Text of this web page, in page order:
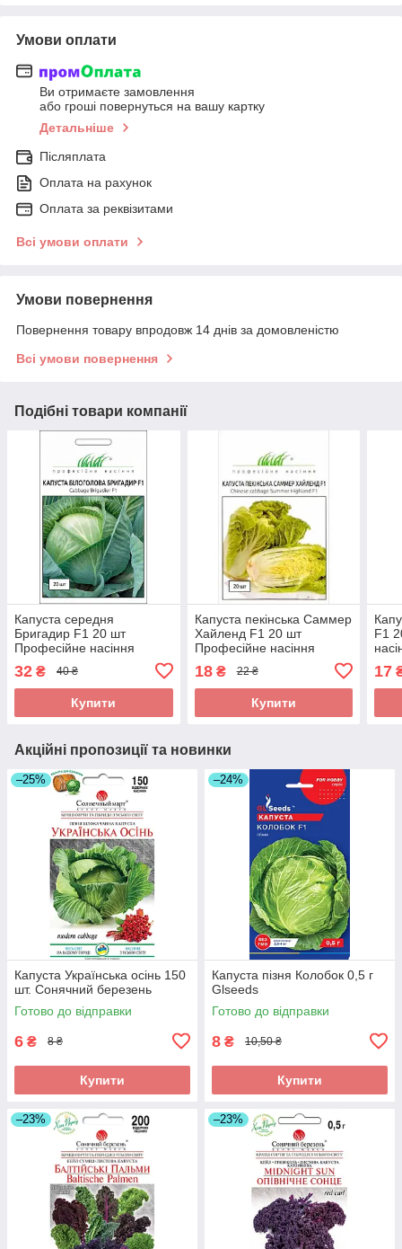
Умови оплати
Ви отримаєте замовлення
або гроші повернуться на вашу картку
Детальніше
Післяплата
Оплата на рахунок
Оплата за реквізитами
Всі умови оплати
Умови повернення
Повернення товару впродовж 14 днів за домовленістю
Всі умови повернення
Подібні товари компанії
Капуста середня
Бригадир F1 20 шт
Професійне насіння
32 ₴ 40 ₴
Купити
Капуста пекінська Саммер
Хайленд F1 20 шт
Професійне насіння
18₴ 22 ₴
Купити
F1
17
Акційні пропозиції та новинки
–25%
Капуста Українська осінь 150
шт. Сонячний березень
Готово до відправки
6 ₴ 8 ₴
Купити
–24%
Капуста пізня Колобок 0,5 г
Glseeds
Готово до відправки
8 ₴ 10,50 ₴
Купити
–23% –23%